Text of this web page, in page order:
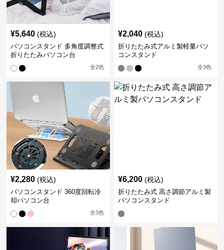
¥5,640 (税込)
パソコンスタンド 多角度調整式
折りたたみパソコン台
全2色
¥2,040 (税込)
折りたたみ式アルミ製軽量パソ
コンスタンド
全3色
¥2,280 (税込)
パソコンスタンド 360度回転冷
却パソコン台
全3色
¥6,200 (税込)
折りたたみ式 高さ調節アルミ製
パソコンスタンド